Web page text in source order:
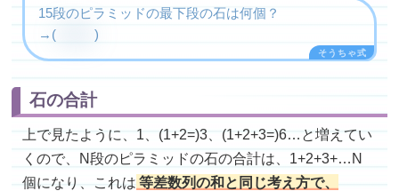
15段のピラミッドの最下段の石は何個？
→(
)
石の合計
上で見たように、1、(1+2=)3、(1+2+3=)6…と増えてい
くので、N段のピラミッドの石の合計は、1+2+3+…N
個になり、これは 等差数列の和と同じ考え方で、